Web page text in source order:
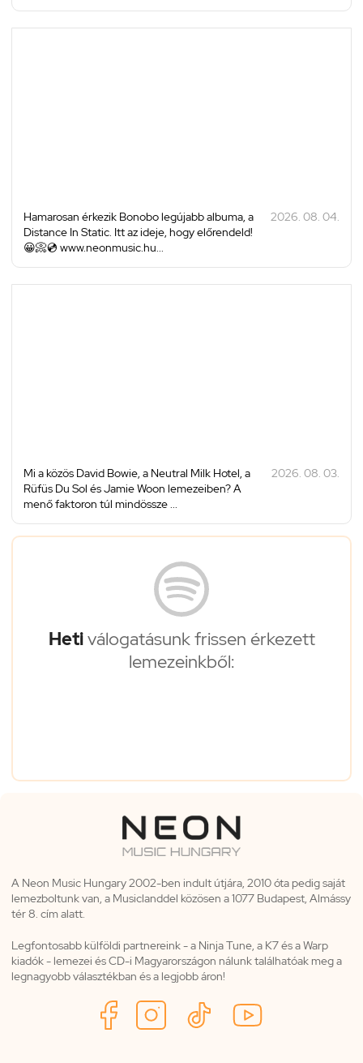
Hamarosan érkezik Bonobo legújabb albuma, a
Distance In Static. Itt az ideje, hogy előrendeld!
😀📀💿 www.neonmusic.hu...
2026. 08. 04.
Mi a közös David Bowie, a Neutral Milk Hotel, a
Rüfüs Du Sol és Jamie Woon lemezeiben? A
menő faktoron túl mindössze ...
2026. 08. 03.
Hetiválogatásunk frissen érkezett
lemezeinkből:
A Neon Music Hungary 2002-ben indult útjára, 2010 óta pedig saját
lemezboltunk van, a Musiclanddel közösen a 1077 Budapest, Almássy
tér 8. cím alatt.
Legfontosabb külföldi partnereink - a Ninja Tune, a K7 és a Warp
kiadók - lemezei és CD-i Magyarországon nálunk találhatóak meg a
legnagyobb választékban és a legjobb áron!